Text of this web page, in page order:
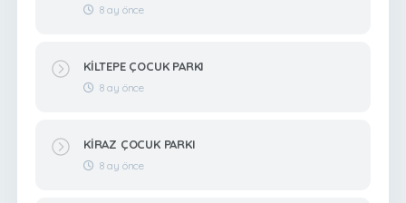
8 ay önce
KİLTEPE ÇOCUK PARKI
8 ay önce
KİRAZ ÇOCUK PARKI
8 ay önce